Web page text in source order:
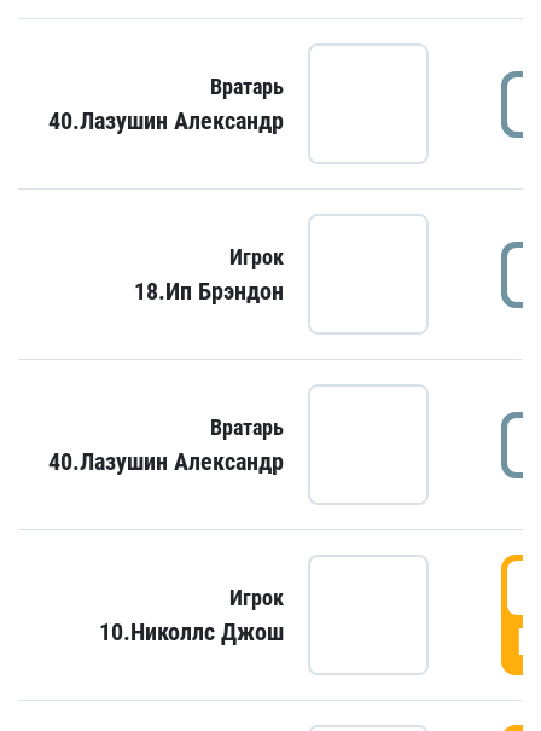
Вратарь
40.Лазушин Александр
Игрок
18.Ип Брэндон
Вратарь
40.Лазушин Александр
Игрок
10.Николлс Джош